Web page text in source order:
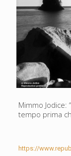
Mimmo
tempo prima
https://